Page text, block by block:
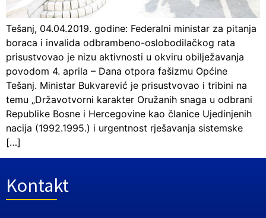
Tešanj, 04.04.2019. godine: Federalni ministar za pitanja
boraca i invalida odbrambeno-oslobodilačkog rata
prisustvovao je nizu aktivnosti u okviru obilježavanja
povodom 4. aprila – Dana otpora fašizmu Općine
Tešanj. Ministar Bukvarević je prisustvovao i tribini na
temu „Državotvorni karakter Oružanih snaga u odbrani
Republike Bosne i Hercegovine kao članice Ujedinjenih
nacija (1992.1995.) i urgentnost rješavanja sistemske
[…]
Kontakt